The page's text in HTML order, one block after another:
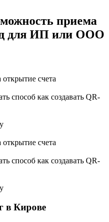
приема
для ИП или ООО
счета
способ как создавать QR-
счета
способ как создавать QR-
в Кирове